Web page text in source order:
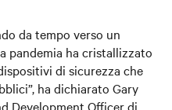
da tempo verso un
pandemia ha cristallizzato
di sicurezza che
ha dichiarato Gary
Development Officer di